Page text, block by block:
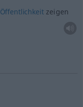
Öffentlichkeitzeigen